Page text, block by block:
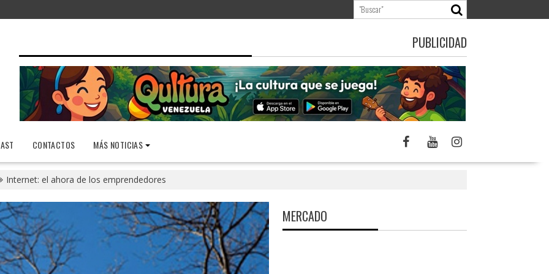
PUBLICIDAD
CONTACTOS MÁS NOTICIAS
Internet: el ahora de los emprendedores
MERCADO